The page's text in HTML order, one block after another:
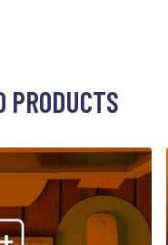
PRODUCTS